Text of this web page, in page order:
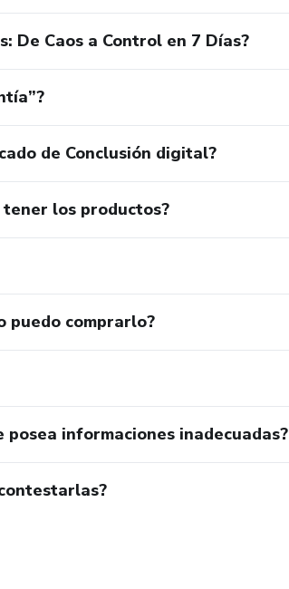
De Caos a Control en 7 Días?
de Conclusión digital?
los productos?
puedo comprarlo?
informaciones inadecuadas?